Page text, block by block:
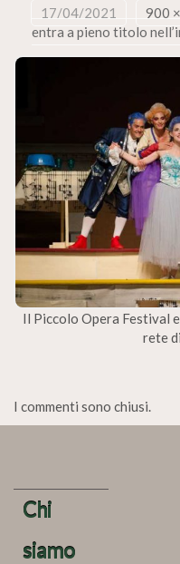
17/04/2021 900
entra a pieno titolo
Il Piccolo Opera Festival
rete
I commenti sono chiusi.
Chi
siamo